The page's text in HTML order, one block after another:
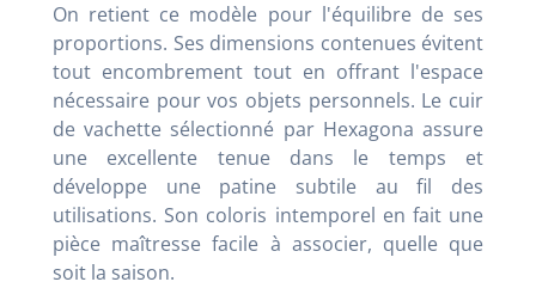
On retient ce modèle pour l'équilibre de ses
proportions. Ses dimensions contenues évitent
tout encombrement tout en offrant l'espace
nécessaire pour vos objets personnels. Le cuir
de vachette sélectionné par Hexagona assure
une excellente tenue dans le temps et
développe une patine subtile au fil des
utilisations. Son coloris intemporel en fait une
pièce maîtresse facile à associer, quelle que
soit la saison.